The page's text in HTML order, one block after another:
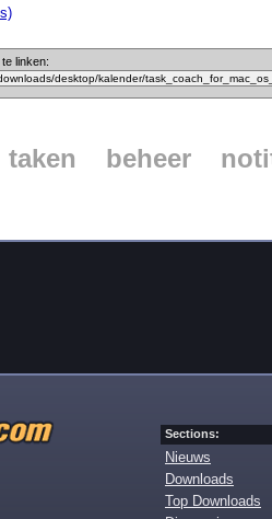
linken:
taken beheer
Sections:
Nieuws
Downloads
Top Downloads